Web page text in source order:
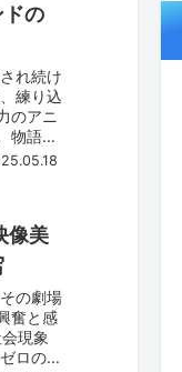
の
れ続け
練り込
のアニ
物語へ
像美
の劇場
奮と感
現象
ロの執